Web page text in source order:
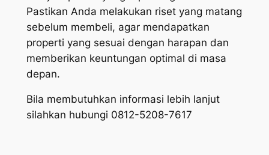
Pastikan Anda melakukan riset yang matang
sebelum membeli, agar mendapatkan
properti yang sesuai dengan harapan dan
memberikan keuntungan optimal di masa
depan.
Bila membutuhkan informasi lebih lanjut
silahkan hubungi 0812-5208-7617